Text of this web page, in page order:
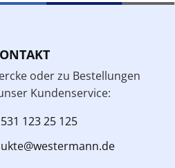
oder zu Bestellungen
Kundenservice:
123 25 125